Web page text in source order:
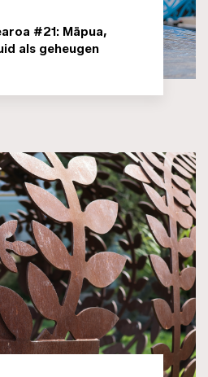
#21: Māpua,
als geheugen